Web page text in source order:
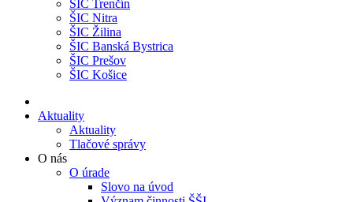
ŠIC Trenčín
ŠIC Nitra
ŠIC Žilina
ŠIC Banská Bystrica
ŠIC Prešov
ŠIC Košice
Aktuality
Aktuality
Tlačové správy
O nás
O úrade
Slovo na úvod